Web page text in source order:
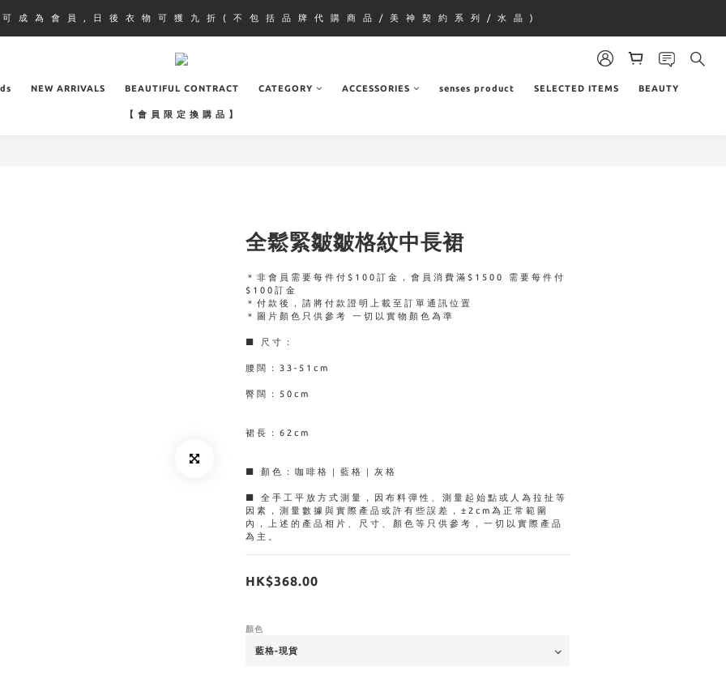
成 為 會 員 , 日 後 衣 物 可 獲 九 折 ( 不 包 括 品 牌 代 購 商 品 / 美 神 契 約 系 列 / 水 晶 )
NEW ARRIVALS BEAUTIFUL CONTRACT CATEGORY ACCESSORIES senses product SELECTED ITEMS BEAUTY
【 會 員 限 定 換 購 品 】
全鬆緊皺皺格紋中長裙
＊非會員需要每件付$100訂金，會員消費滿$1500 需要每件付
$100訂金
＊付款後，請將付款證明上載至訂單通訊位置
＊圖片顏色只供參考 一切以實物顏色為準
■ 尺寸：
腰闊：33-51cm
臀闊：50cm
裙長：62cm
■ 顏色：咖啡格｜藍格｜灰格
■ 全手工平放方式測量，因布料彈性、測量起始點或人為拉扯等
因素，測量數據與實際產品或許有些誤差，±2cm為正常範圍
內，上述的產品相片、尺寸、顏色等只供參考，一切以實際產品
為主。
HK$368.00
顏色